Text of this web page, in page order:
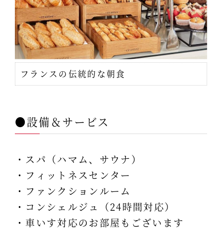
フランスの伝統的な朝食
●設備＆サービス
・スパ（ハマム、サウナ）
・フィットネスセンター
・ファンクションルーム
・コンシェルジュ（24時間対応）
・車いす対応のお部屋もございます